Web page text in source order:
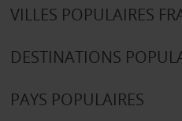
VILLES POPULAIRES
DESTINATIONS
PAYS POPULAIRES